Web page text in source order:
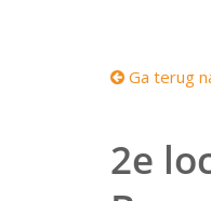
Ga terug
2e